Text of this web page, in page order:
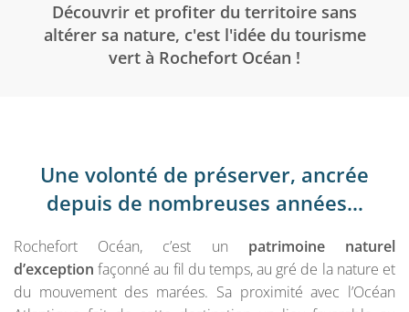
Découvrir et profiter du territoire sans
altérer sa nature, c'est l'idée du tourisme
vert à Rochefort Océan !
Une volonté de préserver, ancrée
depuis de nombreuses années…
Rochefort Océan, c’est un patrimoine naturel
d’exception façonné au fil du temps, au gré de la nature et
du mouvement des marées. Sa proximité avec l’Océan